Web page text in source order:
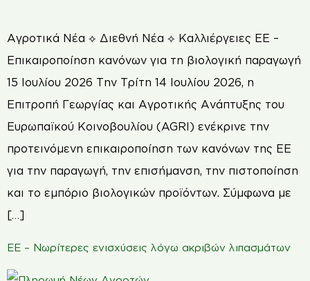
Αγροτικά Νέα ⟡ Διεθνή Νέα ⟡ Καλλιέργειες ΕΕ –
Επικαιροποίηση κανόνων για τη βιολογική παραγωγή
15 Ιουλίου 2026 Την Τρίτη 14 Ιουλίου 2026, η
Επιτροπή Γεωργίας και Αγροτικής Ανάπτυξης του
Ευρωπαϊκού Κοινοβουλίου (AGRI) ενέκρινε την
προτεινόμενη επικαιροποίηση των κανόνων της ΕΕ
για την παραγωγή, την επισήμανση, την πιστοποίηση
και το εμπόριο βιολογικών προϊόντων. Σύμφωνα με
[…]
ΕΕ – Νωρίτερες ενισχύσεις λόγω ακριβών λιπασμάτων